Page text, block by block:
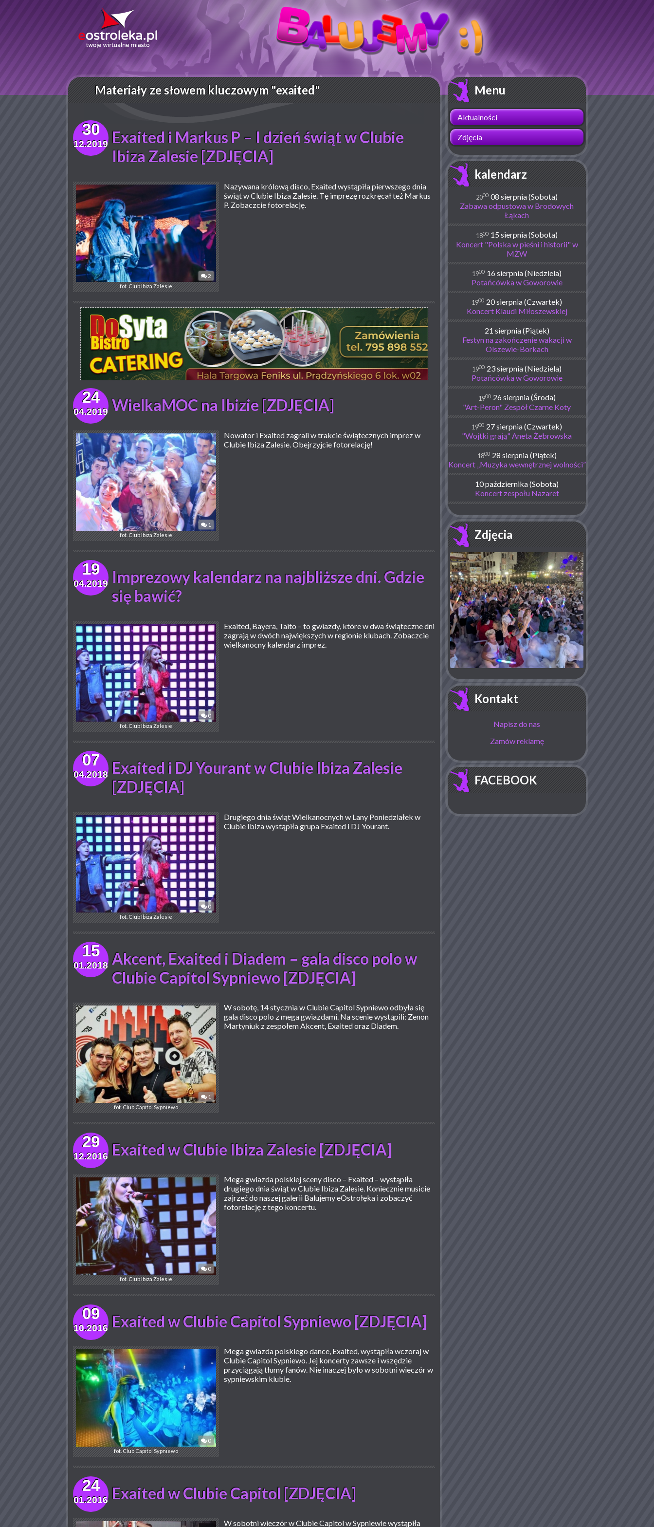
Materiały ze słowem kluczowym "exaited"
30
12.2019 Exaited i Markus P – I dzień świąt w Clubie
Ibiza Zalesie [ZDJĘCIA]
2
fot. Club Ibiza Zalesie
Nazywana królową disco, Exaited wystąpiła pierwszego dnia
świąt w Clubie Ibiza Zalesie. Tę imprezę rozkręcał też Markus
P. Zobaczcie fotorelację.
24
04.2019 WielkaMOC na Ibizie [ZDJĘCIA]
1
fot. Club Ibiza Zalesie
Nowator i Exaited zagrali w trakcie świątecznych imprez w
Clubie Ibiza Zalesie. Obejrzyjcie fotorelację!
19
04.2019 Imprezowy kalendarz na najbliższe dni. Gdzie
się bawić?
0
fot. Club Ibiza Zalesie
Exaited, Bayera, Taito – to gwiazdy, które w dwa świąteczne dni
zagrają w dwóch największych w regionie klubach. Zobaczcie
wielkanocny kalendarz imprez.
07
04.2018 Exaited i DJ Yourant w Clubie Ibiza Zalesie
[ZDJĘCIA]
0
fot. Club Ibiza Zalesie
Drugiego dnia świąt Wielkanocnych w Lany Poniedziałek w
Clubie Ibiza wystąpiła grupa Exaited i DJ Yourant.
15
01.2018 Akcent, Exaited i Diadem – gala disco polo w
Clubie Capitol Sypniewo [ZDJĘCIA]
1
fot. Club Capitol Sypniewo
W sobotę, 14 stycznia w Clubie Capitol Sypniewo odbyła się
gala disco polo z mega gwiazdami. Na scenie wystąpili: Zenon
Martyniuk z zespołem Akcent, Exaited oraz Diadem.
29
12.2016 Exaited w Clubie Ibiza Zalesie [ZDJĘCIA]
0
fot. Club Ibiza Zalesie
Mega gwiazda polskiej sceny disco – Exaited – wystąpiła
drugiego dnia świąt w Clubie Ibiza Zalesie. Koniecznie musicie
zajrzeć do naszej galerii Balujemy eOstrołęka i zobaczyć
fotorelację z tego koncertu.
09
10.2016 Exaited w Clubie Capitol Sypniewo [ZDJĘCIA]
0
fot. Club Capitol Sypniewo
Mega gwiazda polskiego dance, Exaited, wystąpiła wczoraj w
Clubie Capitol Sypniewo. Jej koncerty zawsze i wszędzie
przyciągają tłumy fanów. Nie inaczej było w sobotni wieczór w
sypniewskim klubie.
24
01.2016 Exaited w Clubie Capitol [ZDJĘCIA]
W sobotni wieczór w Clubie Capitol w Sypniewie wystąpiła
Menu
Aktualności
Zdjęcia
kalendarz
2000 08 sierpnia (Sobota)
Zabawa odpustowa w Brodowych
Łąkach
1800 15 sierpnia (Sobota)
Koncert "Polska w pieśni i historii" w
MŻW
1900 16 sierpnia (Niedziela)
Potańcówka w Goworowie
1900 20 sierpnia (Czwartek)
Koncert Klaudi Miłoszewskiej
21 sierpnia (Piątek)
Festyn na zakończenie wakacji w
Olszewie-Borkach
1900 23 sierpnia (Niedziela)
Potańcówka w Goworowie
1900 26 sierpnia (Środa)
"Art-Peron" Zespół Czarne Koty
1900 27 sierpnia (Czwartek)
"Wojtki grają" Aneta Żebrowska
1800 28 sierpnia (Piątek)
Koncert „Muzyka wewnętrznej wolności”
10 października (Sobota)
Koncert zespołu Nazaret
Zdjęcia
Kontakt
Napisz do nas
Zamów reklamę
FACEBOOK